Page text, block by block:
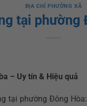
ĐỊA CHỈ PHƯỜNG XÃ
tại phường
– Uy tín & Hiệu quả
tại phường Đông